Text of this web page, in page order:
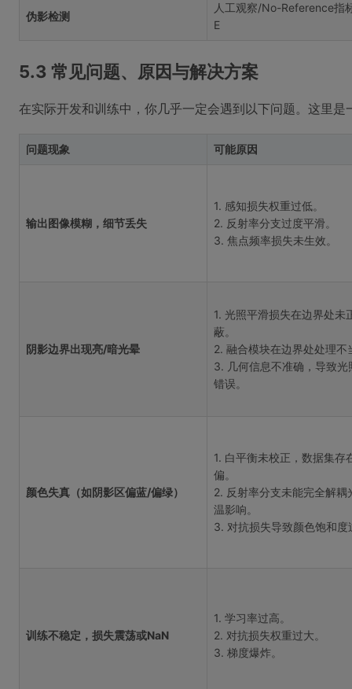
伪影检测
人工观察/No-Reference指
E
5.3 常见问题、原因与解决方案
在实际开发和训练中，你几乎一定会遇到以下问题。这里是
问题现象 可能原因
输出图像模糊，细节丢失
1. 感知损失权重过低。
2. 反射率分支过度平滑。
3. 焦点频率损失未生效。
阴影边界出现亮/暗光晕
1. 光照平滑损失在边界处未
蔽。
2. 融合模块在边界处处理不
3. 几何信息不准确，导致光
错误。
颜色失真（如阴影区偏蓝/偏绿）
1. 白平衡未校正，数据集存
偏。
2. 反射率分支未能完全解耦
温影响。
3. 对抗损失导致颜色饱和度
训练不稳定，损失震荡或NaN
1. 学习率过高。
2. 对抗损失权重过大。
3. 梯度爆炸。